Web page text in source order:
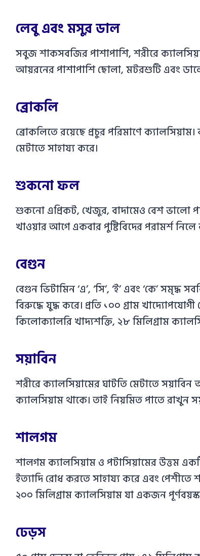
লেবু এবং মসুর ডাল
সবুজ শাকসবজির পাশাপাশি, শরীরে
আয়রনের পাশাপাশি ছোলা, মটরশুটি এবং
ব্রোকলি
ব্রোকলিতে রয়েছে প্রচুর পরিমাণে
মেটাতে সাহায্য করে।
শুকনো ফল
শুকনো এপ্রিকট, খেজুর, বাদামেও বেশ ভালো
খাওয়ার আগে একবার পুষ্টিবিদের পরামর্শ
বেগুন
বেগুন ভিটামিন ‘এ’, ‘সি’, ‘ই’ এবং ‘কে’
বিরুদ্ধে যুদ্ধ করে। প্রতি ১০০ গ্রাম
কিলোক্যালরি খাদ্যশক্তি, ২৮ মিলিগ্রাম
সয়াবিন
শরীরে ক্যালসিয়ামের ঘাটতি মেটাতে সয়াবিন
ক্যালসিয়াম থাকে। তাই নিয়মিত পাতে রাখুন
শালগম
শালগম ক্যালসিয়াম ও পটাসিয়ামের উত্তম
ইত্যাদি রোধ করতে সাহায্য করে এবং পেশীতে
২০০ মিলিগ্রাম ক্যালসিয়াম যা একজন
ঢেড়স